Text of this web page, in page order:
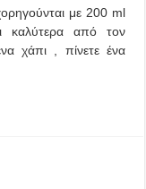
με 200 ml
καλύτερα από τον
χάπι , πίνετε ένα